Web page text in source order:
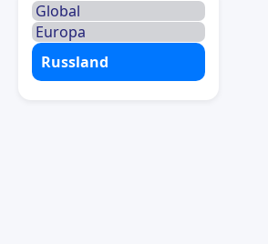
Global
Europa
Russland